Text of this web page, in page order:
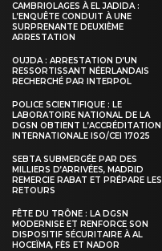
CAMBRIOLAGES À EL JADIDA :
L’ENQUÊTE CONDUIT À UNE
SURPRENANTE DEUXIÈME
ARRESTATION
OUJDA : ARRESTATION D’UN
RESSORTISSANT NÉERLANDAIS
RECHERCHÉ PAR INTERPOL
POLICE SCIENTIFIQUE : LE
LABORATOIRE NATIONAL DE LA
DGSN OBTIENT L’ACCRÉDITATION
INTERNATIONALE ISO/CEI 17025
SEBTA SUBMERGÉE PAR DES
MILLIERS D’ARRIVÉES, MADRID
REMERCIE RABAT ET PRÉPARE LES
RETOURS
FÊTE DU TRÔNE : LA DGSN
MODERNISE ET RENFORCE SON
DISPOSITIF SÉCURITAIRE À AL
HOCEÏMA, FÈS ET NADOR